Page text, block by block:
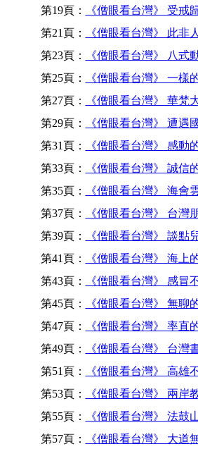
第19頁：
《僧眼看台灣》 受戒
第21頁：
《僧眼看台灣》 此非
第23頁：
《僧眼看台灣》 八式
第25頁：
《僧眼看台灣》 一樣
第27頁：
《僧眼看台灣》 華梵
第29頁：
《僧眼看台灣》 遭遇
第31頁：
《僧眼看台灣》 感動
第33頁：
《僧眼看台灣》 誠信
第35頁：
《僧眼看台灣》 海會
第37頁：
《僧眼看台灣》 台灣
第39頁：
《僧眼看台灣》 談點
第41頁：
《僧眼看台灣》 海上
第43頁：
《僧眼看台灣》 感冒
第45頁：
《僧眼看台灣》 無聊
第47頁：
《僧眼看台灣》 率直
第49頁：
《僧眼看台灣》 台灣
第51頁：
《僧眼看台灣》 高雄
第53頁：
《僧眼看台灣》 兩岸
第55頁：
《僧眼看台灣》 法鼓
第57頁：
《僧眼看台灣》 大道